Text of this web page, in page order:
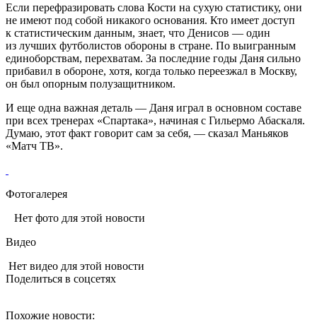
Если перефразировать слова Кости на сухую статистику, они
не имеют под собой никакого основания. Кто имеет доступ
к статистическим данным, знает, что Денисов — один
из лучших футболистов обороны в стране. По выигранным
единоборствам, перехватам. За последние годы Даня сильно
прибавил в обороне, хотя, когда только переезжал в Москву,
он был опорным полузащитником.
И еще одна важная деталь — Даня играл в основном составе
при всех тренерах «Спартака», начиная с Гильермо Абаскаля.
Думаю, этот факт говорит сам за себя, — сказал Маньяков
«Матч ТВ».
Фотогалерея
Нет фото для этой новости
Видео
Нет видео для этой новости
Поделиться в соцсетях
Похожие новости: